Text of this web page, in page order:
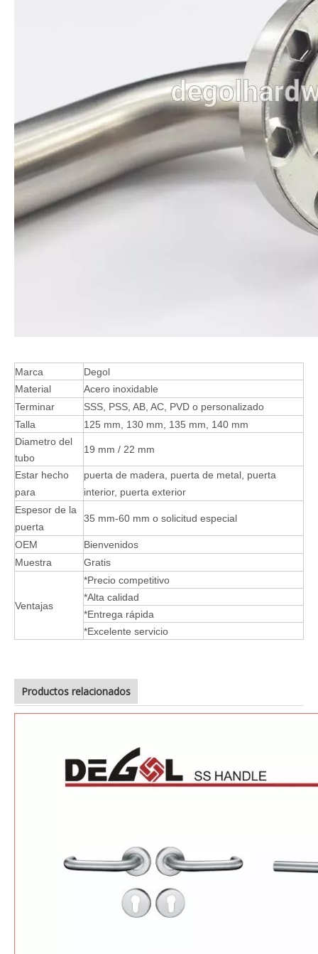
Marca
Degol
Material
Acero inoxidable
Terminar
SSS, PSS, AB, AC, PVD o personalizado
Talla
125 mm, 130 mm, 135 mm, 140 mm
Diametro del
tubo
19 mm / 22 mm
Estar hecho
para
puerta de madera, puerta de metal, puerta
interior, puerta exterior
Espesor de la
puerta
35 mm-60 mm o solicitud especial
OEM
Bienvenidos
Muestra
Gratis
Ventajas
*Precio competitivo
*Alta calidad
*Entrega rápida
*Excelente servicio
Productos relacionados